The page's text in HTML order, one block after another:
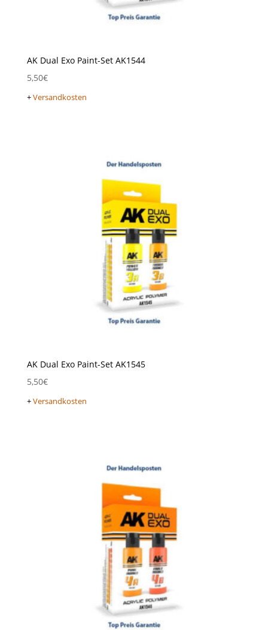
AK Dual Exo Paint-Set AK1544
5,50€
+Versandkosten
AK Dual Exo Paint-Set AK1545
5,50€
+Versandkosten